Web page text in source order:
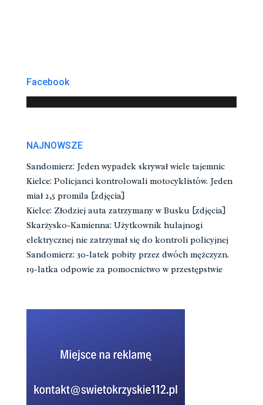
Facebook
NAJNOWSZE
Sandomierz: Jeden wypadek skrywał wiele tajemnic
Kielce: Policjanci kontrolowali motocyklistów. Jeden
miał 2,5 promila [zdjęcia]
Kielce: Złodziej auta zatrzymany w Busku [zdjęcia]
Skarżysko-Kamienna: Użytkownik hulajnogi
elektrycznej nie zatrzymał się do kontroli policyjnej
Sandomierz: 30-latek pobity przez dwóch mężczyzn.
19-latka odpowie za pomocnictwo w przestępstwie